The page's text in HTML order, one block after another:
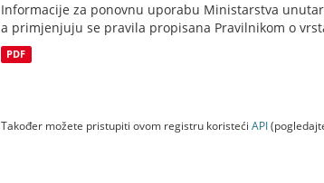
Informacije za ponovnu uporabu Ministarstva
a primjenjuju se pravila propisana Pravilnikom o
PDF
Također možete pristupiti ovom registru koristeći API